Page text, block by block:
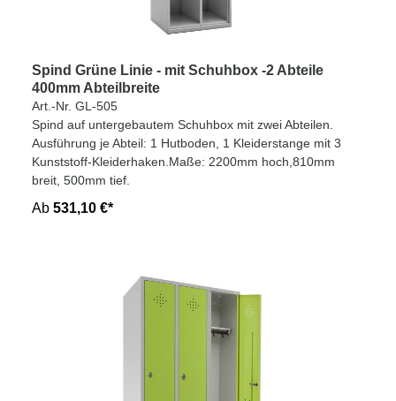
Spind Grüne Linie - mit Schuhbox -2 Abteile
400mm Abteilbreite
Art.-Nr. GL-505
Spind auf untergebautem Schuhbox mit zwei Abteilen.
Ausführung je Abteil: 1 Hutboden, 1 Kleiderstange mit 3
Kunststoff-Kleiderhaken.Maße: 2200mm hoch,810mm
breit, 500mm tief.
Ab 531,10 €*